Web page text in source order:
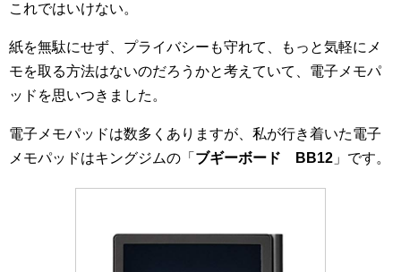
これではいけない。
紙を無駄にせず、プライバシーも守れて、もっと気軽にメ
モを取る方法はないのだろうかと考えていて、電子メモパ
ッドを思いつきました。
電子メモパッドは数多くありますが、私が行き着いた電子
メモパッドはキングジムの「 ブギーボード BB12 」です。